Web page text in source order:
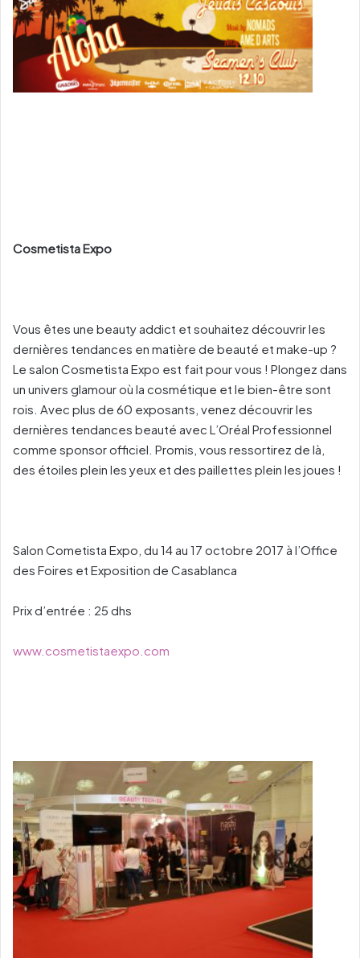
Cosmetista Expo
Vous êtes une beauty addict et souhaitez découvrir les
dernières tendances en matière de beauté et make-up ?
Le salon Cosmetista Expo est fait pour vous ! Plongez dans
un univers glamour où la cosmétique et le bien-être sont
rois. Avec plus de 60 exposants, venez découvrir les
dernières tendances beauté avec L’Oréal Professionnel
comme sponsor officiel. Promis, vous ressortirez de là,
des étoiles plein les yeux et des paillettes plein les joues !
Salon Cometista Expo, du 14 au 17 octobre 2017 à l’Office
des Foires et Exposition de Casablanca
Prix d’entrée : 25 dhs
www.cosmetistaexpo.com